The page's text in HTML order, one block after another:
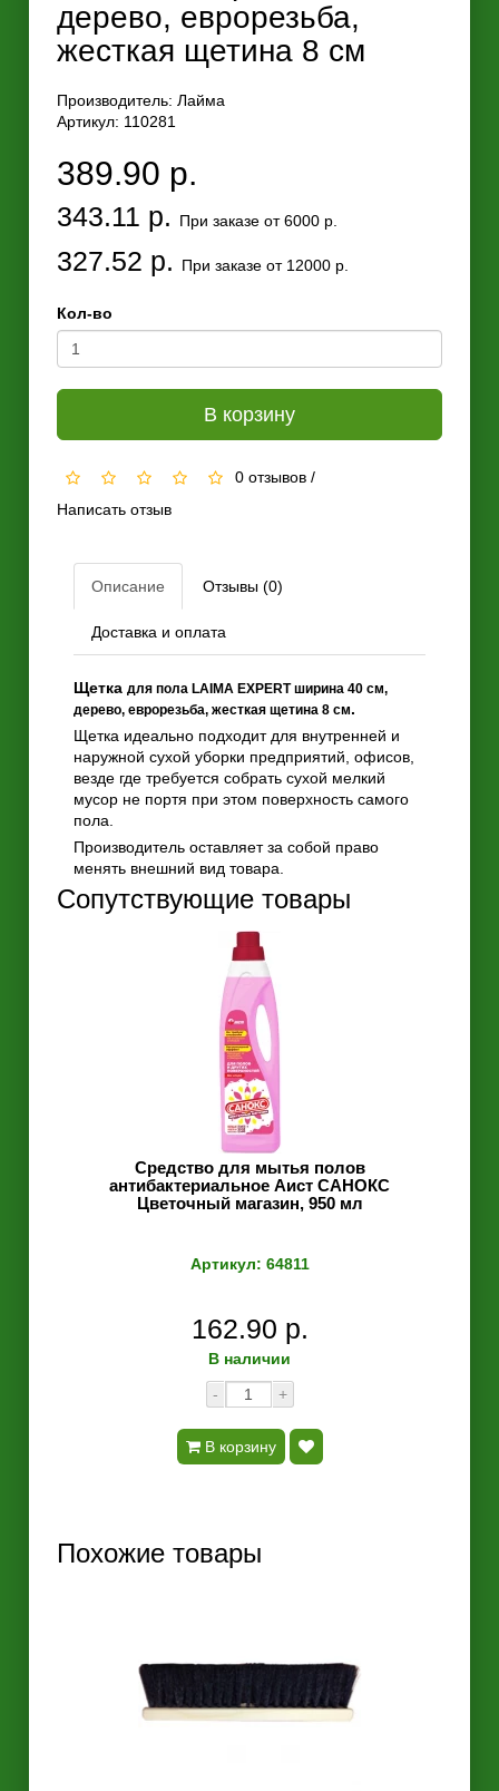
дерево, еврорезьба,
жесткая щетина 8 см
Производитель:Лайма
Артикул: 110281
389.90 р.
343.11 р. При заказе от 6000 р.
327.52 р. При заказе от 12000 р.
Кол-во
В корзину
0 отзывов /
Написать отзыв
Описание Отзывы (0)
Доставка и оплата
Щеткадля пола LAIMA EXPERT ширина 40 см,
дерево, еврорезьба, жесткая щетина 8 см.
Щетка идеально подходит для внутренней и
наружной сухой уборки предприятий, офисов,
везде где требуется собрать сухой мелкий
мусор не портя при этом поверхность самого
пола.
Производитель оставляет за собой право
менять внешний вид товара.
Сопутствующие товары
Средство для мытья полов
антибактериальное Аист САНОКС
Цветочный магазин, 950 мл
Артикул: 64811
162.90 р.
В наличии
-
+
В корзину
Похожие товары